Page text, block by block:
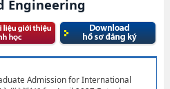
Engineering
Admission for International